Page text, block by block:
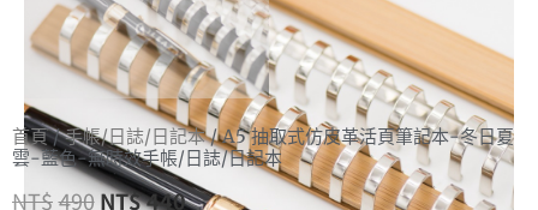
首頁/手帳/日誌/日記本/ A5 抽取式仿皮革活頁筆記本-冬日夏
雲-藍色-無時效手帳/日誌/日記本
NT$490NT$440